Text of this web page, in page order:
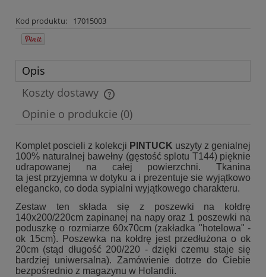
Kod produktu: 17015003
Opis
Koszty dostawy
Cena nie zawiera ewentualnych kosztów płatności
Opinie o produkcie (0)
Komplet poscieli z kolekcji PINTUCK uszyty z genialnej
100% naturalnej bawełny (gęstość splotu T144) pięknie
udrapowanej na całej powierzchni. Tkanina
ta jest przyjemna w dotyku a i prezentuje sie wyjątkowo
elegancko, co doda sypialni wyjątkowego charakteru.
Zestaw ten składa się z poszewki na kołdrę
140x200/220cm zapinanej na napy oraz 1 poszewki na
poduszkę o rozmiarze 60x70cm (zakładka "hotelowa" -
ok 15cm). Poszewka na kołdrę jest przedłużona o ok
20cm (stąd długość 200/220 - dzięki czemu staje się
bardziej uniwersalna). Zamówienie dotrze do Ciebie
bezpośrednio z magazynu w Holandii.